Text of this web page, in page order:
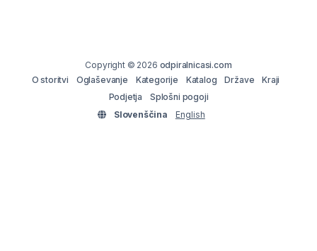
Copyright © 2026 odpiralnicasi.com
O storitvi
Oglaševanje Kategorije Katalog Države
Kraji
Podjetja
Splošni pogoji
Slovenščina
English